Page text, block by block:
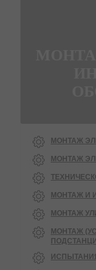
МОНТАЖ
МОНТАЖ
МОНТАЖ И
МОНТАЖ
МОНТАЖ